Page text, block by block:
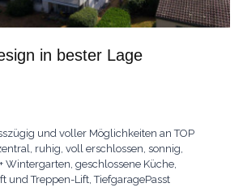
in bester Lage
und voller Möglichkeiten an TOP
ruhig, voll erschlossen, sonnig,
geschlossene Küche,
und Treppen-Lift, TiefgaragePasst